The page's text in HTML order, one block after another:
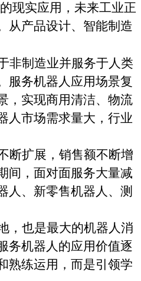
现实应用，未来工业正
从产品设计、智能制造
非制造业并服务于人类
服务机器人应用场景复
，实现商用清洁、物流
人市场需求量大，行业
断扩展，销售额不断增
间，面对面服务大量减
人、新零售机器人、测
，也是最大的机器人消
务机器人的应用价值逐
熟练运用，而是引领学